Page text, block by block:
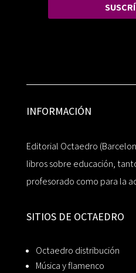
INFORMACIÓN
Editorial Octaedro
libros sobre educación,
profesorado como para la
SITIOS DE OCTAEDRO
Octaedro distribución
Música y flamenco